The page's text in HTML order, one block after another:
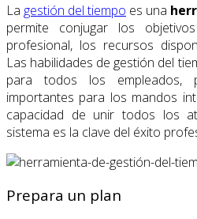
La gestión del tiempo es una
permite conjugar los
profesional, los recursos
Las habilidades de gestión del
para todos los empleados,
importantes para los mandos
capacidad de unir todos los
sistema es la clave del éxito
Prepara un plan